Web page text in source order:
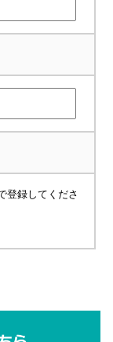
登録してくださ